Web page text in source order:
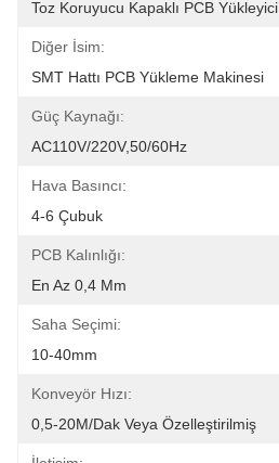
Toz Koruyucu Kapaklı PCB Yükleyici
Diğer İsim:
SMT Hattı PCB Yükleme Makinesi
Güç Kaynağı:
AC110V/220V,50/60Hz
Hava Basıncı:
4-6 Çubuk
PCB Kalınlığı:
En Az 0,4 Mm
Saha Seçimi:
10-40mm
Konveyör Hızı:
0,5-20M/dak Veya Özelleştirilmiş